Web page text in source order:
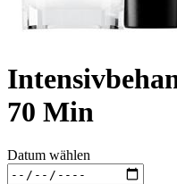
70 Min
Datum wählen